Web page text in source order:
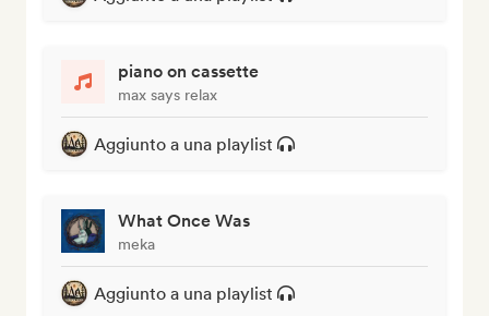
piano on cassette
max says relax
Aggiunto a una playlist
What Once Was
meka
Aggiunto a una playlist